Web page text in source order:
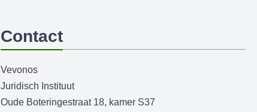
Contact
Vevonos
Juridisch Instituut
Oude Boteringestraat 18, kamer S37